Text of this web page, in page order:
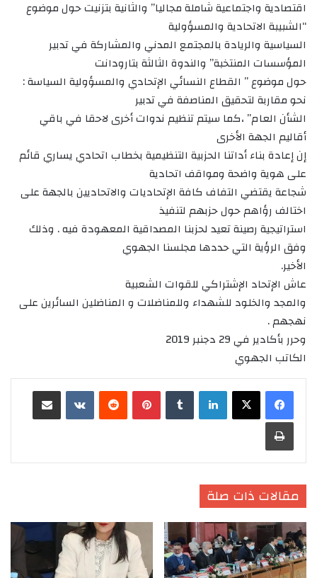
اقتصادية واجتماعية شاملة مجاليا” والثانية بتزنيت حول موضوع
“الشبيبة الاتحادية والمسؤولية
السياسية والريادة بالمجتمع المدني والمشاركة في تدبير
المؤسسات المنتخبة” والندوة الثالثة بتارودانت
حول موضوع ” القطاع النسائي الإتحادي والمسؤولية السياسة :
نحو مقاربة لتحقيق المناصفة في تدبير
الشأن العام” ،كما سيتم تنظيم ندوات أخرى لاحقا في باقي
أقاليم الجهة الأخرى
إن إعادة بناء أداتنا الحزبية التنظيمية بخطاب اتحادي يساري قائم
على هوية واضحة ومواقف اتحادية
شجاعة يقتضي التفاف كافة الإتحاديات والاتحاديين بالجهة على
اختالف رؤاهم حول حزبهم لتنفيذ
استراتيجية رصينة تعيد لحزبنا المصداقية المعهودة فيه . وذلك
وفق الرؤية التي حددها مجلسنا الجهوي
الأخير.
عاش الإتحاد الإشتراكي للقوات الشعبية
والمجد والخلود للشهداء وللمناضلات و المناضلين السائرين على
نهجهم .
وحرر بأكادير في 29 دجنبر 2019
الكاتب الجهوي
لينكدإن بينتيريست
طباعة
مقالات ذات صلة